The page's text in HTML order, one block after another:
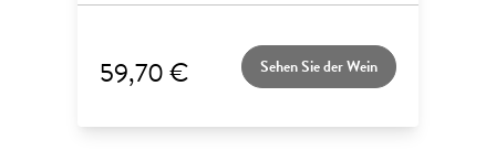
59,70 € Sehen Sie der Wein